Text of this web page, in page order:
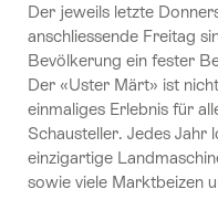
Der jeweils letzte
anschliessende Freitag
Bevölkerung ein fester
Der «Uster Märt» ist
einmaliges Erlebnis für
Schausteller. Jedes
einzigartige
sowie viele Marktbeizen